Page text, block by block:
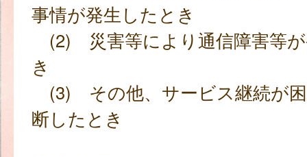
事情が発生したとき
(2) 災害等により通信障害等
き
(3) その他、サービス継続が
断したとき